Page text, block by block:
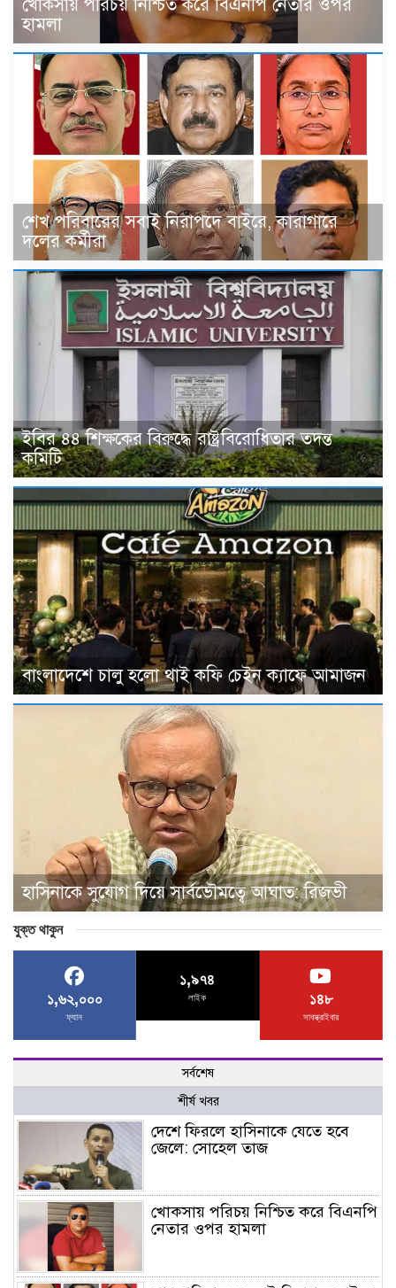
খোকসায় পরিচয় নিশ্চিত করে বিএনপি নেতার ওপর
হামলা
শেখ পরিবারের সবাই নিরাপদে বাইরে, কারাগারে
দলের কর্মীরা
ইবির ৪৪ শিক্ষকের বিরুদ্ধে রাষ্ট্রবিরোধিতার তদন্ত
কমিটি
বাংলাদেশে চালু হলো থাই কফি চেইন ক্যাফে আমাজন
হাসিনাকে সুযোগ দিয়ে সার্বভৌমত্বে আঘাত: রিজভী
যুক্ত থাকুন
১,৬২,০০০
ফ্যান
১,৯৭৪
লাইক ১৪৮
সাবস্ক্রাইবার
সর্বশেষ
শীর্ষ খবর
দেশে ফিরলে হাসিনাকে যেতে হবে
জেলে: সোহেল তাজ
খোকসায় পরিচয় নিশ্চিত করে বিএনপি
নেতার ওপর হামলা